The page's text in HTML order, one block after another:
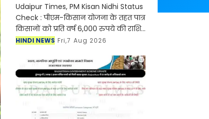
Udaipur Times, PM Kisan Nidhi Status
Check : पीएम-किसान योजना के तहत पात्र
किसानों को प्रति वर्ष 6,000 रुपये की राशि
तीन किस्तों में दी जाती है, जो सीधे उनके
HINDI NEWS Fri,7 Aug 2026